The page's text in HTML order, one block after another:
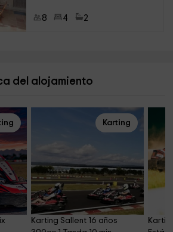
8 4 2
del alojamiento
Karting
Karting Sallent 16 años